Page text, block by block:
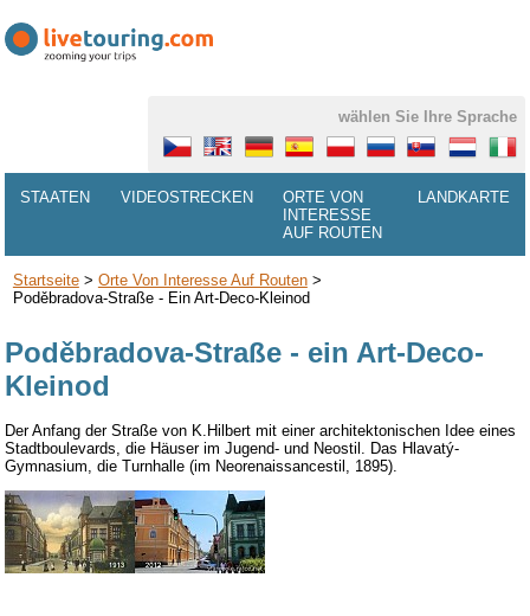
wählen Sie Ihre Sprache
STAATEN VIDEOSTRECKEN
ORTE VON
INTERESSE
AUF ROUTEN
LANDKARTE
Startseite> Orte Von Interesse Auf Routen>
Poděbradova-Straße - Ein Art-Deco-Kleinod
Poděbradova-Straße - ein Art-Deco-
Kleinod
Der Anfang der Straße von K.Hilbert mit einer architektonischen Idee eines
Stadtboulevards , die Häuser im Jugend- und Neostil. Das Hlavatý-
Gymnasium, die Turnhalle (im Neorenaissancestil, 1895).